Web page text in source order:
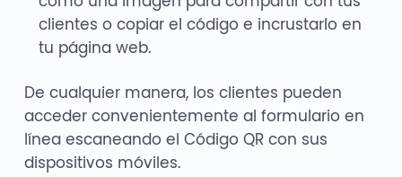
clientes o copiar el código e incrustarlo en
tu página web.
De cualquier manera, los clientes pueden
acceder convenientemente al formulario en
línea escaneando el Código QR con sus
dispositivos móviles.